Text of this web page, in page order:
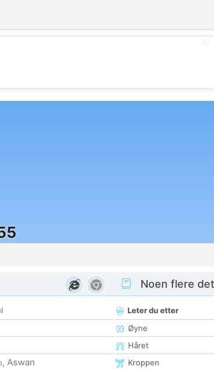
, Aswan
Noen flere
Leter du etter
Øyne
Håret
Kroppen